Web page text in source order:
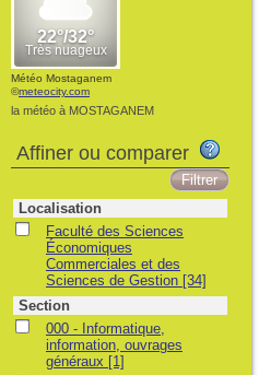
Météo Mostaganem
©meteocity.com
la météo à MOSTAGANEM
Affiner ou comparer
Localisation
Faculté des Sciences
Économiques
Commerciales et des
Sciences de Gestion [34]
Section
000 - Informatique,
information, ouvrages
généraux [1]